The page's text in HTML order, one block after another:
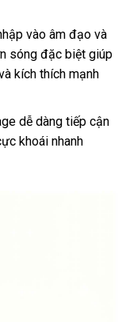
vào âm đạo và
sóng đặc biệt giúp
kích thích mạnh
dễ dàng tiếp cận
khoái nhanh